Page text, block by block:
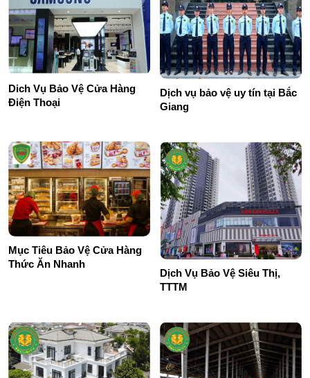
Dich Vụ Bảo Vệ Cửa Hàng
Điện Thoại
Dịch vụ bảo vệ uy tín tại Bắc
Giang
Mục Tiêu Bảo Vệ Cửa Hàng
Thức Ăn Nhanh
Dịch Vụ Bảo Vệ Siêu Thị,
TTTM